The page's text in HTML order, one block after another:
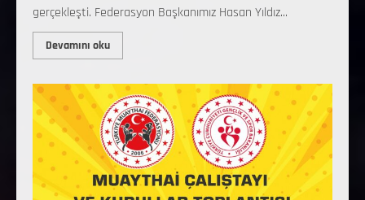
gerçekleşti. Federasyon Başkanımız Hasan Yıldız...
Devamını oku